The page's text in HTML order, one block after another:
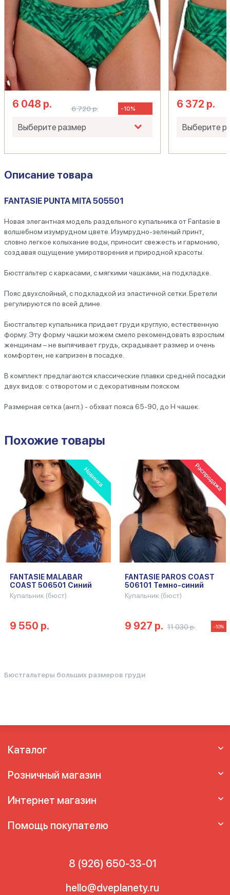
6 048 р. 6 720 р. -10% 6 372 р.
Описание товара
FANTASIE PUNTA MITA 505501
Новая элегантная модель раздельного купальника от Fantasie в
волшебном изумрудном цвете. Изумрудно-зеленый принт,
словно легкое колыхание воды, приносит свежесть и гармонию,
создавая ощущение умиротворения и природной красоты.
Бюстгальтер с каркасами, с мягкими чашками, на подкладке.
Пояс двухслойный, с подкладкой из эластичной сетки. Бретели
регулируются по всей длине.
Бюстгальтер купальника придает груди круглую, естественную
форму. Эту форму чашки можем смело рекомендовать взрослым
женщинам – не выпячивает грудь, скрадывает размер и очень
комфортен, не капризен в посадке.
В комплект предлагаются классические плавки средней посадки
двух видов: с отворотом и с декоративным пояском.
Размерная сетка (англ.) - обхват пояса 65-90, до H чашек.
Похожие товары
FANTASIE MALABAR
COAST 506501 Cиний
Купальник (бюст)
9 550 р.
FANTASIE PAROS COAST
506101 Темно-синий
Купальник (бюст)
9 927 р. 11 030 р. -10%
Бюстгальтеры больших размеров груди
Каталог
Розничный магазин
Интернет магазин
Помощь покупателю
8 (926) 650-33-01
hello@dveplanety.ru